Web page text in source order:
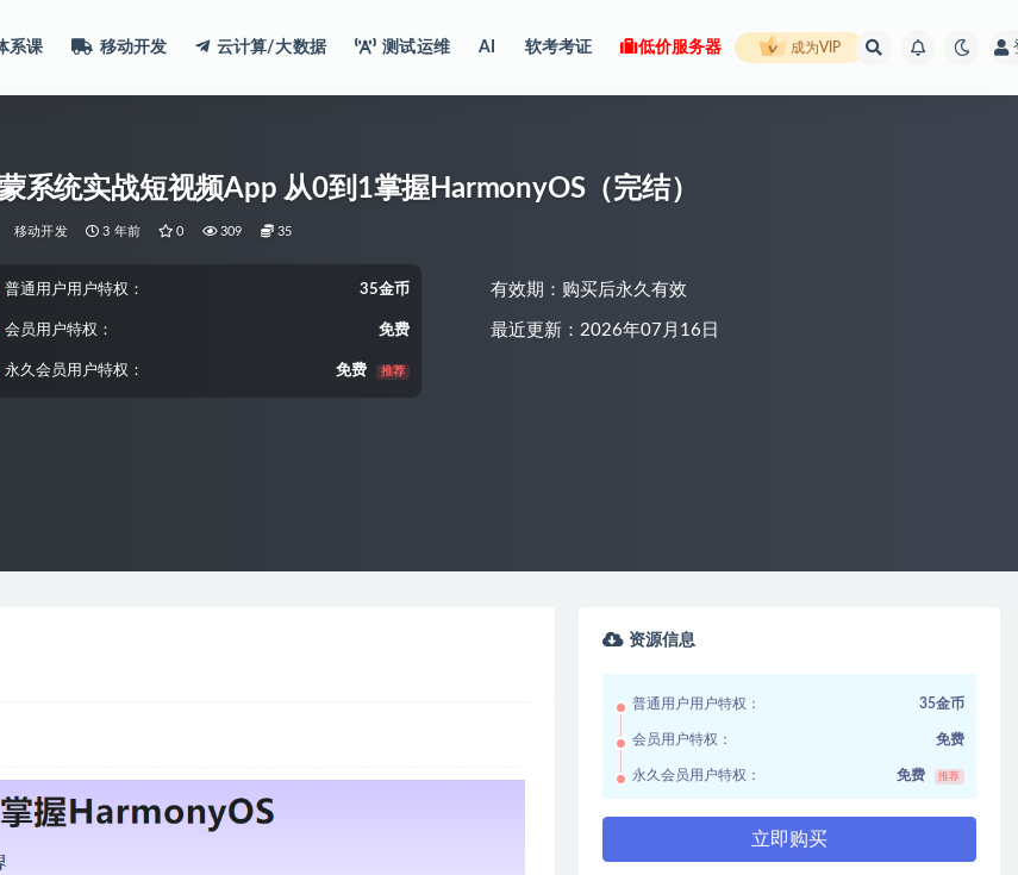
系课 移动开发 云计算/大数据 测试运维 AI 软考考证 低价服务器 成为VIP
系统实战短视频App 从0到1掌握HarmonyOS（完结）
移动开发 3 年前 0 309 35
普通用户用户特权： 35金币
会员用户特权： 免费
永久会员用户特权： 免费 推荐
有效期：购买后永久有效
最近更新：2026年07月16日
资源信息
普通用户用户特权： 35金币
会员用户特权： 免费
永久会员用户特权： 免费 推荐
立即购买